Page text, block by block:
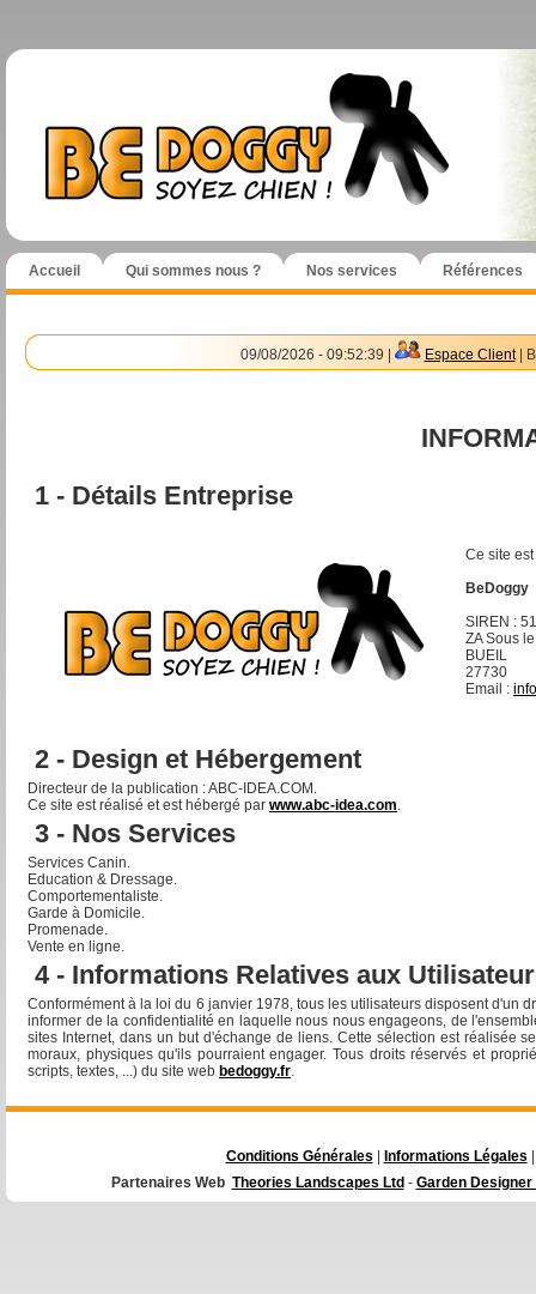
Accueil Qui sommes nous ? Nos services Références
09/08/2026 - 09:52:39 | Espace Client|
1 - Détails Entreprise
Ce site
BeDoggy
SIREN :
ZA Sous
BUEIL
27730
Email :
2 - Design et Hébergement
Directeur de la publication : ABC-IDEA.COM.
Ce site est réalisé et est hébergé par www.abc-idea.com.
3 - Nos Services
Services Canin.
Education & Dressage.
Comportementaliste.
Garde à Domicile.
Promenade.
Vente en ligne.
4 - Informations Relatives aux
Conformément à la loi du 6 janvier 1978, tous les utilisateurs disposent d'un
informer de la confidentialité en laquelle nous nous engageons, de
sites Internet, dans un but d'échange de liens. Cette sélection est réalisée
moraux, physiques qu'ils pourraient engager. Tous droits réservés et
scripts, textes, ...) du site web bedoggy.fr.
Conditions Générales Informations Légales
Partenaires Web Theories Landscapes Ltd - Garden Designer